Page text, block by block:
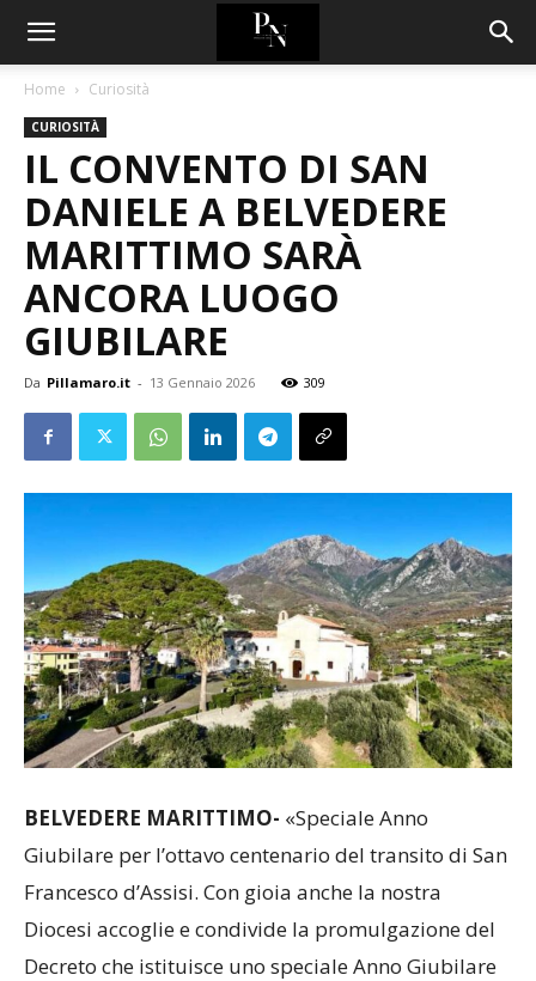
Home Curiosità
CURIOSITÀ
IL CONVENTO DI SAN
DANIELE A BELVEDERE
MARITTIMO SARÀ
ANCORA LUOGO
GIUBILARE
Da Pillamaro.it - 13 Gennaio 2026 309
BELVEDERE MARITTIMO- «Speciale Anno
Giubilare per l’ottavo centenario del transito di San
Francesco d’Assisi. Con gioia anche la nostra
Diocesi accoglie e condivide la promulgazione del
Decreto che istituisce uno speciale Anno Giubilare